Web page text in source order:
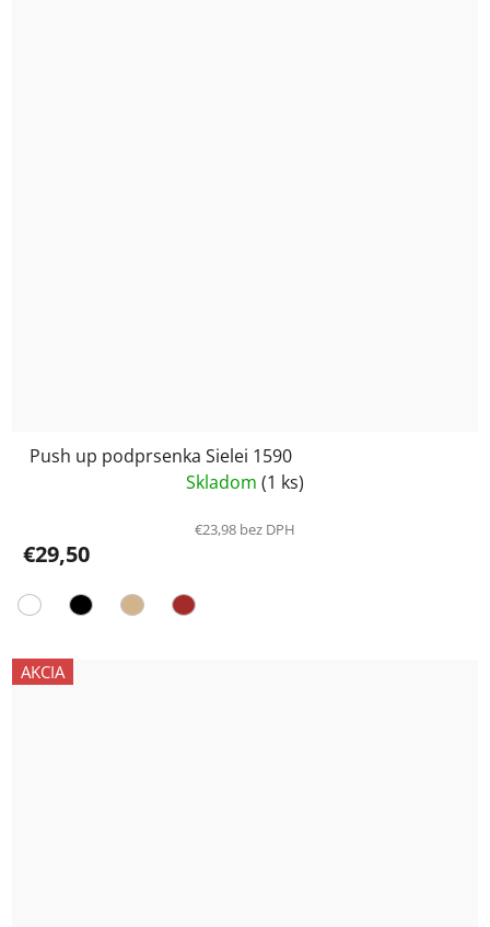
Push up podprsenka Sielei 1590
Skladom (1 ks)
€23,98 bez DPH
€29,50
AKCIA